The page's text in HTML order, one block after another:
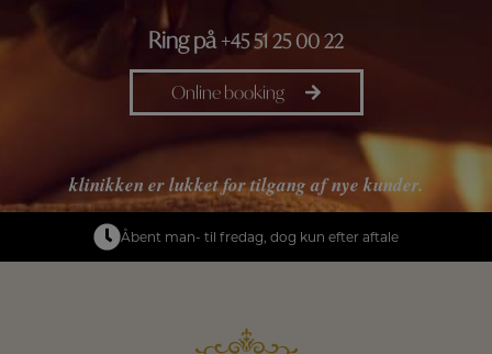
Ring på +45 51 25 00 22
Online booking
klinikken er lukket for tilgang af nye kunder.
Åbent man- til fredag, dog kun efter aftale